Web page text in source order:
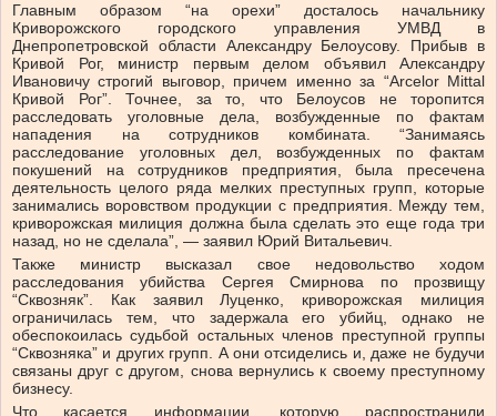
Главным образом “на орехи” досталось начальнику
Криворожского городского управления УМВД в
Днепропетровской области Александру Белоусову. Прибыв в
Кривой Рог, министр первым делом объявил Александру
Ивановичу строгий выговор, причем именно за “Arcelor Mittal
Кривой Рог”. Точнее, за то, что Белоусов не торопится
расследовать уголовные дела, возбужденные по фактам
нападения на сотрудников комбината. “Занимаясь
расследование уголовных дел, возбужденных по фактам
покушений на сотрудников предприятия, была пресечена
деятельность целого ряда мелких преступных групп, которые
занимались воровством продукции с предприятия. Между тем,
криворожская милиция должна была сделать это еще года три
назад, но не сделала”, — заявил Юрий Витальевич.
Также министр высказал свое недовольство ходом
расследования убийства Сергея Смирнова по прозвищу
“Сквозняк”. Как заявил Луценко, криворожская милиция
ограничилась тем, что задержала его убийц, однако не
обеспокоилась судьбой остальных членов преступной группы
“Сквозняка” и других групп. А они отсиделись и, даже не будучи
связаны друг с другом, снова вернулись к своему преступному
бизнесу.
Что касается информации, которую распространили